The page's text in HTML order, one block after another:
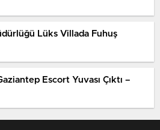
Lüks Villada Fuhuş
Escort Yuvası Çıktı –